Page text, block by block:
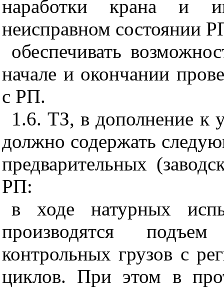
наработки крана и
неисправном состоянии
обеспечивать
начале и окончании
с РП.
1.6. ТЗ, в дополнение к
должно содержать
предварительных
РП:
в ходе натурных
производятся
контрольных грузов с
циклов. При этом в